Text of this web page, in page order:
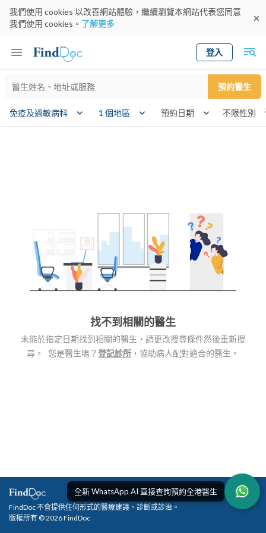
我們使用 cookies 以改善網站體驗，繼續瀏覽本網站代表您同意
我們使用 cookies。 了解更多
登入
Keyword 預約醫生
免疫及過敏病科 1 個地區 預約日期
找不到相關的醫生
未能於指定日期找到相關的醫生，請更改搜尋條件然後重新搜
尋。 您是醫生嗎？登記診所 ，協助病人配對適合的醫生。
全新 WhatsApp AI 直接查詢預約全港醫生
FindDoc 不會提供任何形式的醫療建議、診斷或診治。
版權所有 © 2026 FindDoc